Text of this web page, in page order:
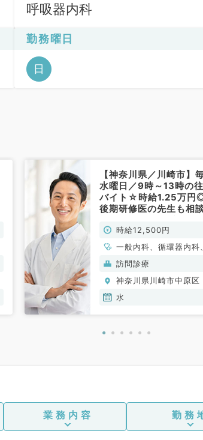
呼吸器内科
勤務曜日
日
【神奈川県／川崎市】
水曜日／9時～13時の
バイト☆時給1.25万円
後期研修医の先生も相
勤）時給12,500円
一般内科、循環器内科
吸器内科、消化器内科
分泌・代謝内科、腎臓内
科、老年内科
訪問診療
神奈川県川崎市中原区
水
業務内容 勤務